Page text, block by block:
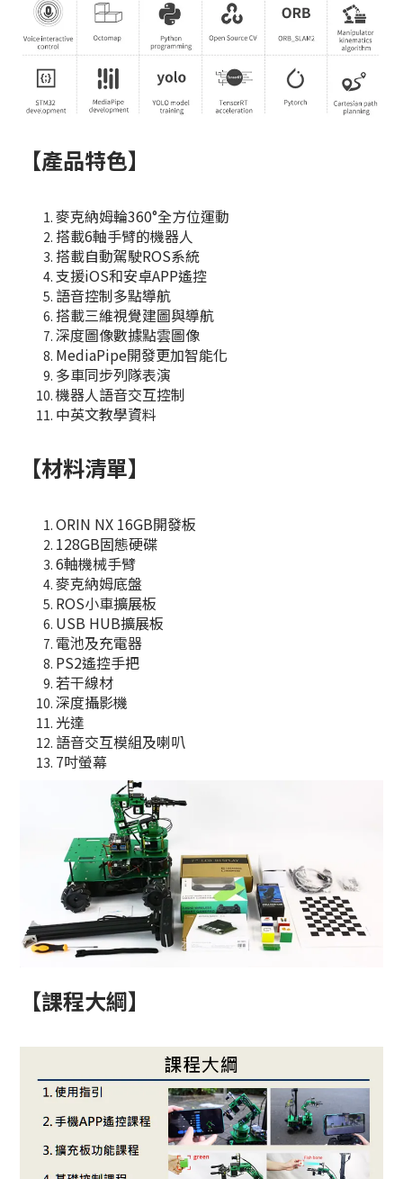
【產品特色】
麥克納姆輪360°全方位運動
搭載6軸手臂的機器人
搭載自動駕駛ROS系統
支援iOS和安卓APP遙控
語音控制多點導航
搭載三維視覺建圖與導航
深度圖像數據點雲圖像
MediaPipe開發更加智能化
多車同步列隊表演
機器人語音交互控制
中英文教學資料
【材料清單】
ORIN NX 16GB開發板
128GB固態硬碟
6軸機械手臂
麥克納姆底盤
ROS小車擴展板
USB HUB擴展板
電池及充電器
PS2遙控手把
若干線材
深度攝影機
光達
語音交互模組及喇叭
7吋螢幕
【課程大綱】